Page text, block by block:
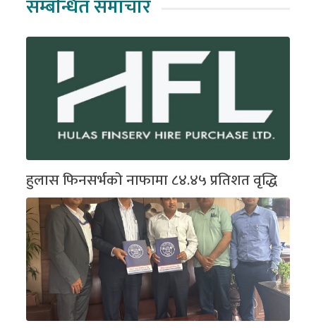
सम्बन्धित समाचार
हुलास फिनसर्भको नाफामा ८४.४५ प्रतिशत वृद्धि